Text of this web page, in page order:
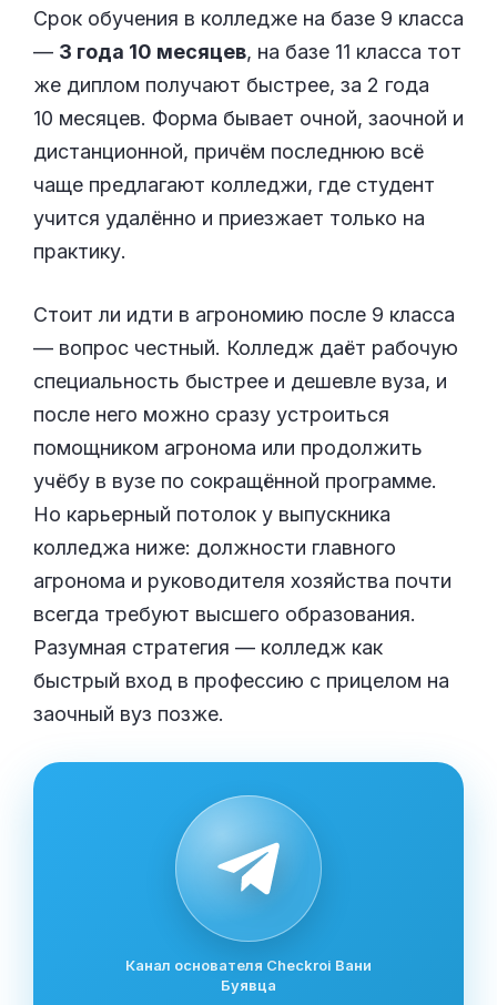
Срок обучения в колледже на базе 9 класса
— 3 года 10 месяцев, на базе 11 класса тот
же диплом получают быстрее, за 2 года
10 месяцев. Форма бывает очной, заочной и
дистанционной, причём последнюю всё
чаще предлагают колледжи, где студент
учится удалённо и приезжает только на
практику.
Стоит ли идти в агрономию после 9 класса
— вопрос честный. Колледж даёт рабочую
специальность быстрее и дешевле вуза, и
после него можно сразу устроиться
помощником агронома или продолжить
учёбу в вузе по сокращённой программе.
Но карьерный потолок у выпускника
колледжа ниже: должности главного
агронома и руководителя хозяйства почти
всегда требуют высшего образования.
Разумная стратегия — колледж как
быстрый вход в профессию с прицелом на
заочный вуз позже.
Канал основателя Checkroi Вани
Буявца